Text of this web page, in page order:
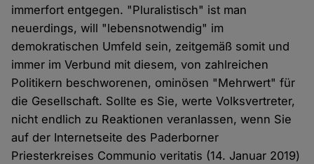
immerfort entgegen. "Pluralistisch" ist man
neuerdings, will "lebensnotwendig" im
demokratischen Umfeld sein, zeitgemäß somit und
immer im Verbund mit diesem, von zahlreichen
Politikern beschworenen, ominösen "Mehrwert" für
die Gesellschaft. Sollte es Sie, werte Volksvertreter,
nicht endlich zu Reaktionen veranlassen, wenn Sie
auf der Internetseite des Paderborner
Priesterkreises Communio veritatis (14. Januar 2019)